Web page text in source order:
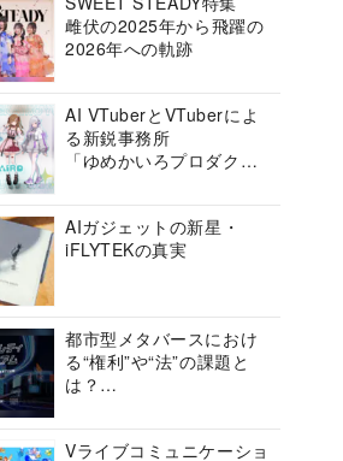
雌伏の2025年から飛躍の
2026年への軌跡
AI VTuberとVTuberによ
る新鋭事務所
「ゆめかいろプロダクシ
AIガジェットの新星・
iFLYTEKの真実
都市型メタバースにおけ
る“権利”や“法”の課題と
は？
ーシアムの挑戦に迫る
Vライブコミュニケーショ